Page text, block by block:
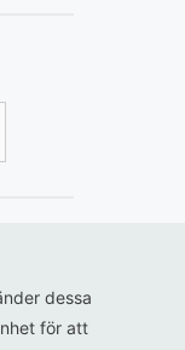
dessa
för att